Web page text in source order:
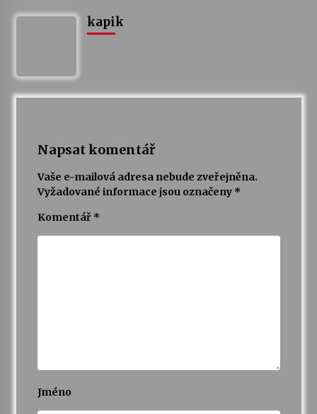
kapik
Napsat komentář
Vaše e-mailová adresa nebude zveřejněna.
Vyžadované informace jsou označeny *
Komentář *
Jméno